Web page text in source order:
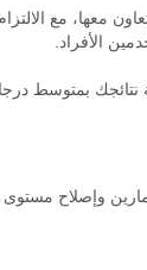
معها، مع الالتزام
الأفراد.
نتائجك بمتوسط
وإصلاح مستوى